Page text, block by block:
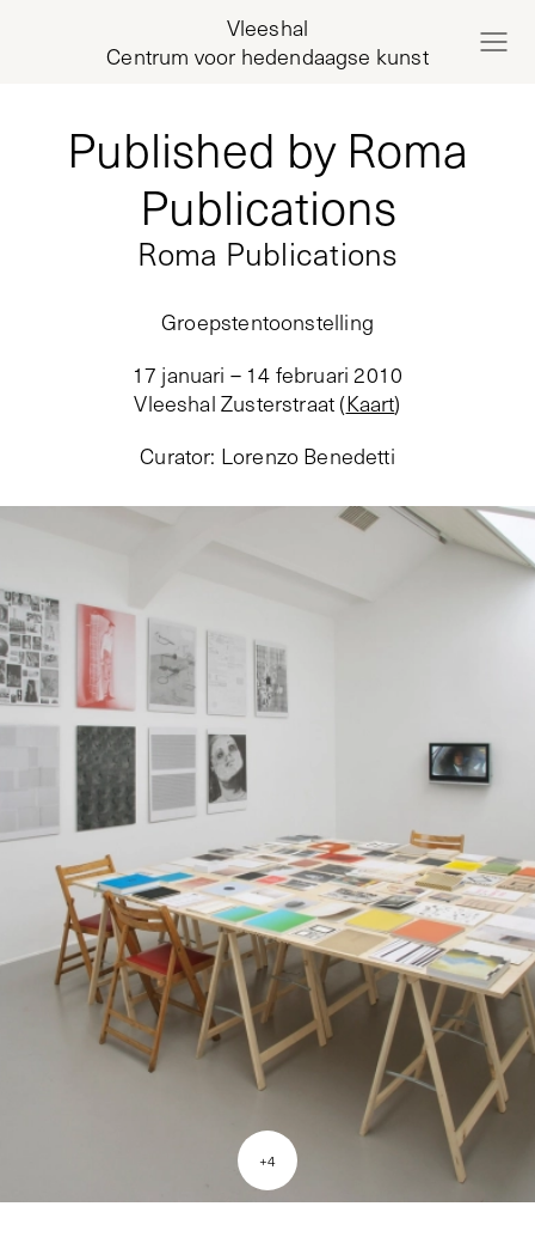
Vleeshal
Centrum voor hedendaagse kunst
Published by Roma
Publications
Roma Publications
Groepstentoonstelling
17 januari – 14 februari 2010
Vleeshal Zusterstraat (Kaart)
Curator: Lorenzo Benedetti
+4